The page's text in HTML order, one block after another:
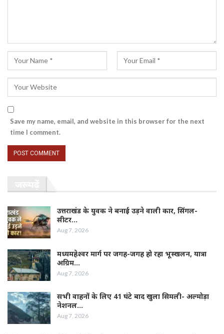
Save my name, email, and website in this browser for the next
time I comment.
उत्तराखंड के युवक ने बनाई उड़ने वाली कार, सिंगल-
सीटर…
Aug 7, 2026
मध्यमहेश्वर मार्ग पर जगह-जगह हो रहा भूस्खलन, यात्रा
अग्रिम…
Aug 7, 2026
सभी वाहनों के लिए 41 घंटे बाद खुला सिमली- अल्मोड़ा
नेशनल…
Aug 7, 2026